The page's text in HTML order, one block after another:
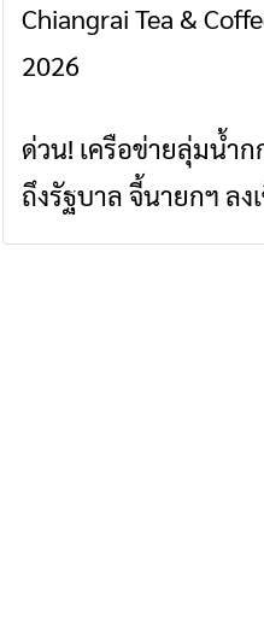
เชียงราย พะเยา แพร่
พร้อมชมคอนเสิร์ตจาก
Chiangrai Tea &
2026
ด่วน! เครือข่ายลุ่มน้ำ
ถึงรัฐบาล จี้นายกฯ ลงเ
วิกฤตสารปนเปื้อนต้น